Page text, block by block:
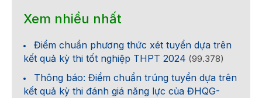
Xem nhiều nhất
Điểm chuẩn phương thức xét tuyển dựa trên
kết quả kỳ thi tốt nghiệp THPT 2024 (99.378)
Thông báo: Điểm chuẩn trúng tuyển dựa trên
kết quả kỳ thi đánh giá năng lực của ĐHQG-